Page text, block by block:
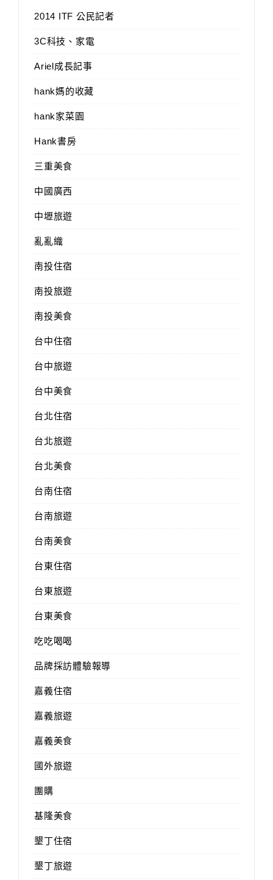
2014 ITF 公民記者
3C科技、家電
Ariel成長記事
hank媽的收藏
hank家菜園
Hank書房
三重美食
中國廣西
中壢旅遊
亂亂織
南投住宿
南投旅遊
南投美食
台中住宿
台中旅遊
台中美食
台北住宿
台北旅遊
台北美食
台南住宿
台南旅遊
台南美食
台東住宿
台東旅遊
台東美食
吃吃喝喝
品牌採訪體驗報導
嘉義住宿
嘉義旅遊
嘉義美食
國外旅遊
團購
基隆美食
墾丁住宿
墾丁旅遊